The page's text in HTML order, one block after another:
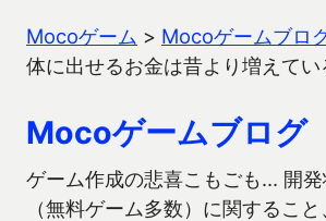
Mocoゲーム > Mocoゲームブロ
体に出せるお金は昔より増えてい
Mocoゲームブログ
ゲーム作成の悲喜こもごも… 開発
（無料ゲーム多数）に関するこ